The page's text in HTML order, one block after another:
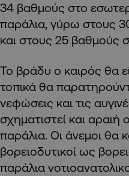
34 βαθμούς στο
παράλια, γύρω στους
και στους 25 βαθμούς
Το βράδυ ο καιρός θα
τοπικά θα
νεφώσεις και τις
σχηματιστεί και αραιή
παράλια. Οι άνεμοι θα
βορειοδυτικοί ως
παράλια